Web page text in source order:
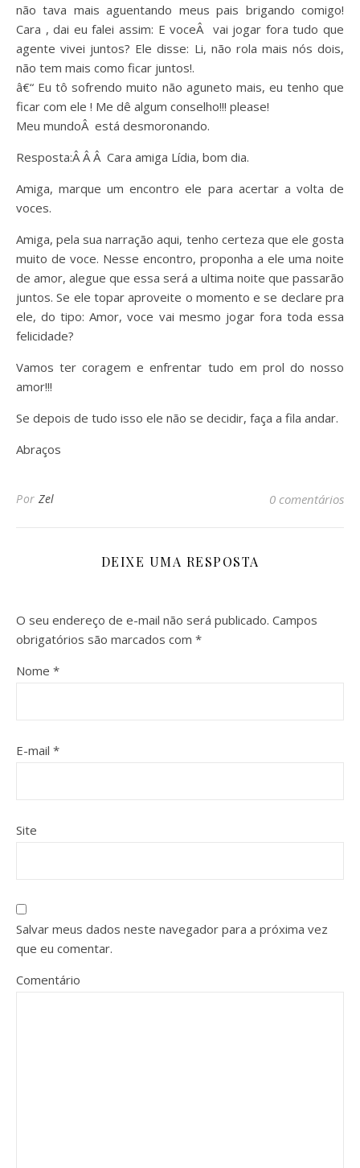
não tava mais aguentando meus pais brigando comigo!
Cara , dai eu falei assim: E voceÂ vai jogar fora tudo que
agente vivei juntos? Ele disse: Li, não rola mais nós dois,
não tem mais como ficar juntos!.
â€“ Eu tô sofrendo muito não aguneto mais, eu tenho que
ficar com ele ! Me dê algum conselho!!! please!
Meu mundoÂ está desmoronando.
Resposta:Â Â Â Cara amiga Lídia, bom dia.
Amiga, marque um encontro ele para acertar a volta de
voces.
Amiga, pela sua narração aqui, tenho certeza que ele gosta
muito de voce. Nesse encontro, proponha a ele uma noite
de amor, alegue que essa será a ultima noite que passarão
juntos. Se ele topar aproveite o momento e se declare pra
ele, do tipo: Amor, voce vai mesmo jogar fora toda essa
felicidade?
Vamos ter coragem e enfrentar tudo em prol do nosso
amor!!!
Se depois de tudo isso ele não se decidir, faça a fila andar.
Abraços
Por Zel 0 comentários
DEIXE UMA RESPOSTA
O seu endereço de e-mail não será publicado. Campos
obrigatórios são marcados com *
Nome *
E-mail *
Site
Salvar meus dados neste navegador para a próxima vez
que eu comentar.
Comentário